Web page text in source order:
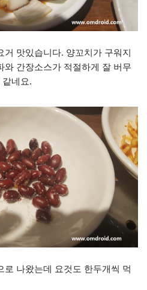
거 맛있습니다. 양꼬치가 구워지
와 간장소스가 적절하게 잘 버무
네요.
로 나왔는데 요것도 한두개씩 먹